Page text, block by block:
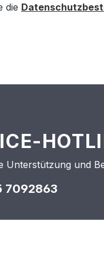
die
Unterstützung und
7092863